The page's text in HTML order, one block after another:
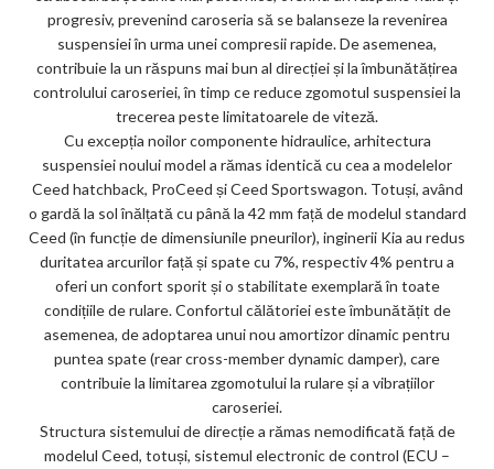
progresiv, prevenind caroseria să se balanseze la revenirea
suspensiei în urma unei compresii rapide. De asemenea,
contribuie la un răspuns mai bun al direcției și la îmbunătățirea
controlului caroseriei, în timp ce reduce zgomotul suspensiei la
trecerea peste limitatoarele de viteză.
Cu excepția noilor componente hidraulice, arhitectura
suspensiei noului model a rămas identică cu cea a modelelor
Ceed hatchback, ProCeed și Ceed Sportswagon. Totuși, având
o gardă la sol înălțată cu până la 42 mm față de modelul standard
Ceed (în funcție de dimensiunile pneurilor), inginerii Kia au redus
duritatea arcurilor față și spate cu 7%, respectiv 4% pentru a
oferi un confort sporit și o stabilitate exemplară în toate
condițiile de rulare. Confortul călătoriei este îmbunătățit de
asemenea, de adoptarea unui nou amortizor dinamic pentru
puntea spate (rear cross-member dynamic damper), care
contribuie la limitarea zgomotului la rulare și a vibrațiilor
caroseriei.
Structura sistemului de direcție a rămas nemodificată față de
modelul Ceed, totuși, sistemul electronic de control (ECU –